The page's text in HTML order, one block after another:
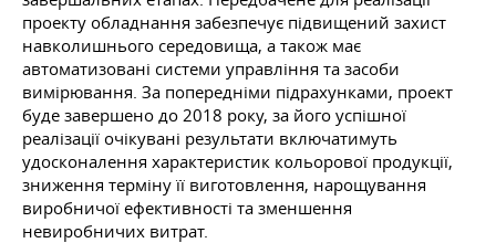
проекту обладнання забезпечує підвищений захист
навколишнього середовища, а також має
автоматизовані системи управління та засоби
вимірювання. За попередніми підрахунками, проект
буде завершено до 2018 року, за його успішної
реалізації очікувані результати включатимуть
удосконалення характеристик кольорової продукції,
зниження терміну її виготовлення, нарощування
виробничої ефективності та зменшення
невиробничих витрат.